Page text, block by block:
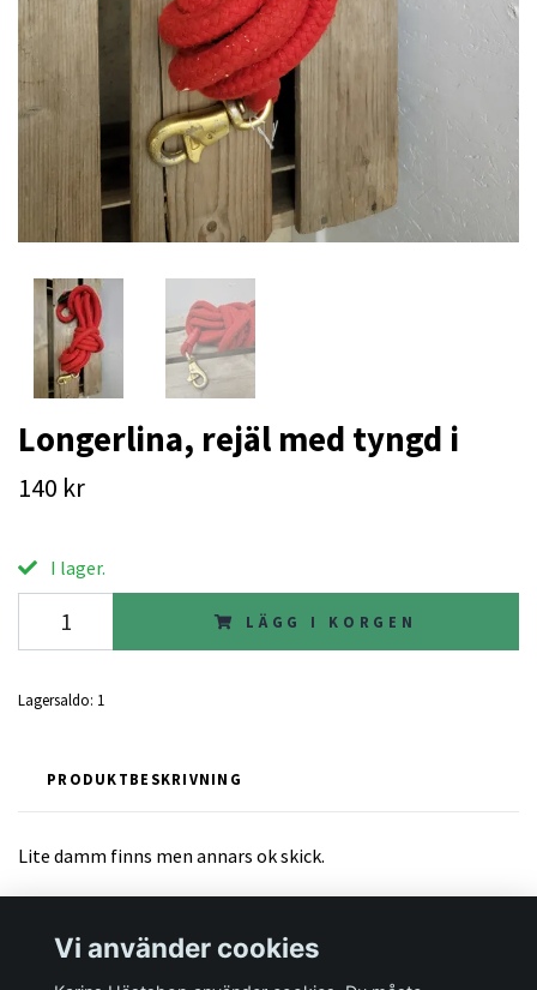
Longerlina, rejäl med tyngd i
140 kr
I lager.
LÄGG I KORGEN
Lagersaldo: 1
PRODUKTBESKRIVNING
Lite damm finns men annars ok skick.
Vi använder cookies